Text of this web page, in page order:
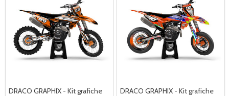
DRACO GRAPHIX - Kit grafiche
DRACO GRAPHIX - Kit grafiche